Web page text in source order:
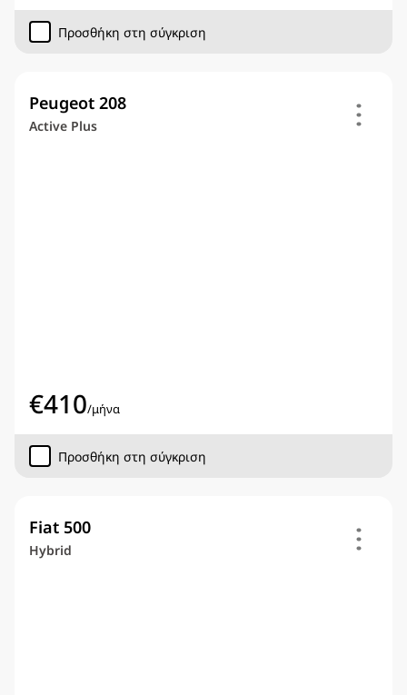
Προσθήκη στη σύγκριση
Peugeot 208
Active Plus
€410/μήνα
Προσθήκη στη σύγκριση
Fiat 500
Hybrid